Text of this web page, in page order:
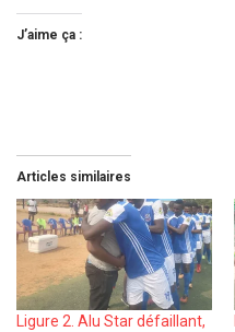
J’aime ça :
Articles similaires
Ligure 2. Alu Star défaillant,